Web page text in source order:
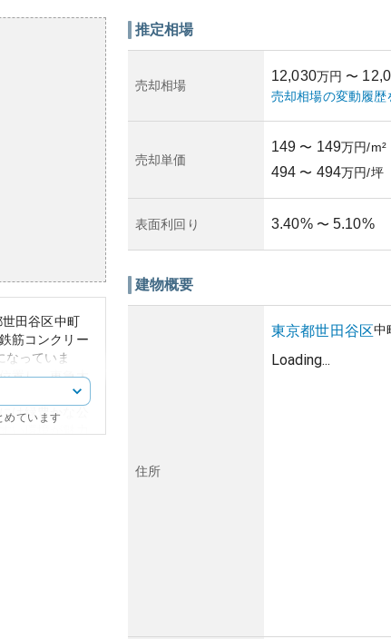
田谷区中町
筋コンクリー
なっていま
置し、東急大
が良く、都心
は緑豊かな公
めています
推定相場
売却相場
12,030万円 〜
売却相場の変動履歴
売却単価
149 〜 149万円/m²
494 〜 494万円/坪
表面利回り 3.40% 〜 5.10%
建物概要
住所
東京都世田谷区中
Loading...